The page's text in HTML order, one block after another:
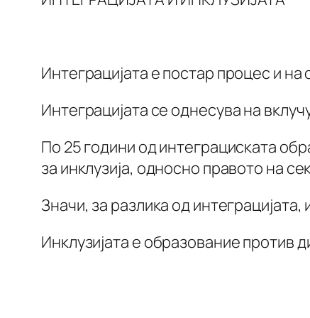
Интеграцијата е постар процес и
Интеграцијата се однесува на
По 25 години од интеграциската
за инклузија, односно правото на
Значи, за разлика од
Инклузијата е образование против